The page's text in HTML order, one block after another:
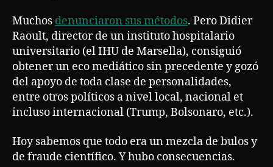
Muchos denunciaron sus métodos. Pero Didier
Raoult, director de un instituto hospitalario
universitario (el IHU de Marsella), consiguió
obtener un eco mediático sin precedente y gozó
del apoyo de toda clase de personalidades,
entre otros políticos a nivel local, nacional et
incluso internacional (Trump, Bolsonaro, etc.).
Hoy sabemos que todo era un mezcla de bulos y
de fraude científico. Y hubo consecuencias.